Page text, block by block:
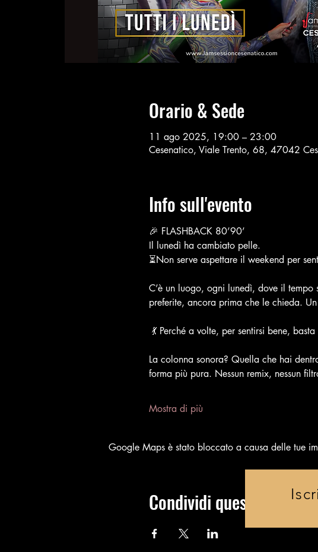
Orario & Sede
11 ago 2025, 19:00 – 23:00
Cesenatico, Viale Trento, 68, 47042
Info sull'evento
🎉 FLASHBACK 80’90’
Il lunedì ha cambiato pelle.
⏳Non serve aspettare il weekend per
C’è un luogo, ogni lunedì, dove il
preferite, ancora prima che le chieda.
💃 Perché a volte, per sentirsi bene,
La colonna sonora? Quella che hai
forma più pura. Nessun remix, nessun
Mostra di più
Google Maps è stato bloccato a causa delle tue
Condividi questo evento